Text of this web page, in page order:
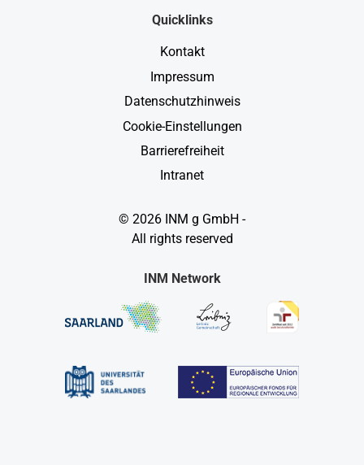
Quicklinks
Kontakt
Impressum
Datenschutzhinweis
Cookie-Einstellungen
Barrierefreiheit
Intranet
© 2026 INM g GmbH -
All rights reserved
INM Network